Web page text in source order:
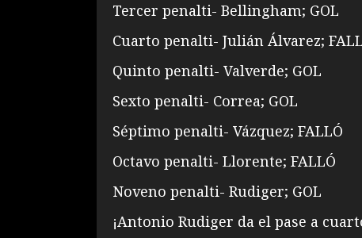
Tercer penalti- Bellingham; GOL
Cuarto penalti- Julián Álvarez;
Quinto penalti- Valverde; GOL
Sexto penalti- Correa; GOL
Séptimo penalti- Vázquez; FALLÓ
Octavo penalti- Llorente; FALLÓ
Noveno penalti- Rudiger; GOL
¡Antonio Rudiger da el pase a